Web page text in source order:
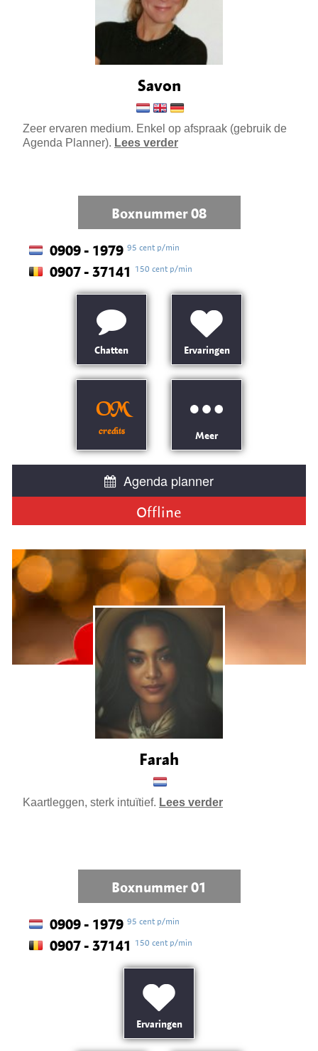
Savon
Zeer ervaren medium. Enkel op afspraak (gebruik de
Agenda Planner). Lees verder
Boxnummer 08
0909 - 1979 95 cent p/min
0907 - 37141 150 cent p/min
Chatten Ervaringen
OM
credits Meer
Agenda planner
Offline
Farah
Kaartleggen, sterk intuïtief. Lees verder
Boxnummer 01
0909 - 1979 95 cent p/min
0907 - 37141 150 cent p/min
Ervaringen